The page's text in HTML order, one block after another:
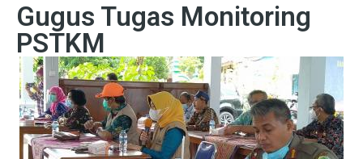
Gugus Tugas Monitoring
PSTKM